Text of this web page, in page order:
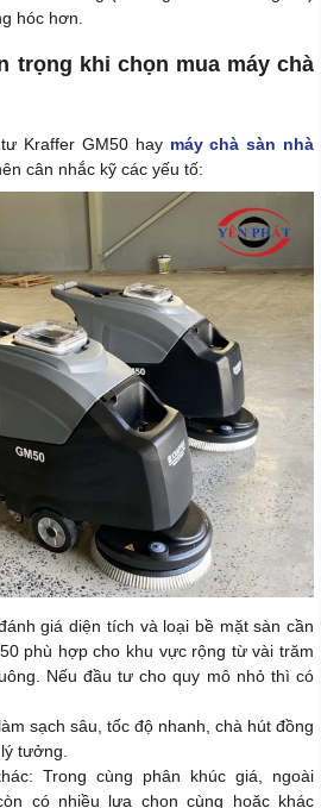
hóc hơn.
trọng khi chọn mua máy chà
Kraffer GM50 hay máy chà sàn nhà
cân nhắc kỹ các yếu tố:
giá diện tích và loại bề mặt sàn cần
phù hợp cho khu vực rộng từ vài trăm
Nếu đầu tư cho quy mô nhỏ thì có
sạch sâu, tốc độ nhanh, chà hút đồng
tưởng.
Trong cùng phân khúc giá, ngoài
có nhiều lựa chọn cùng hoặc khác